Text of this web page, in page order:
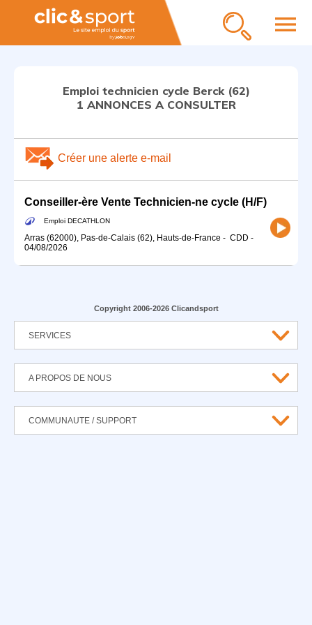
menu
Emploi technicien cycle Berck (62)
1 ANNONCES A CONSULTER
Créer une alerte e-mail
Conseiller-ère Vente Technicien-ne cycle (H/F)
Emploi DECATHLON
Arras (62000), Pas-de-Calais (62), Hauts-de-France - CDD -
04/08/2026
Copyright 2006-2026 Clicandsport
SERVICES
A PROPOS DE NOUS
COMMUNAUTE / SUPPORT